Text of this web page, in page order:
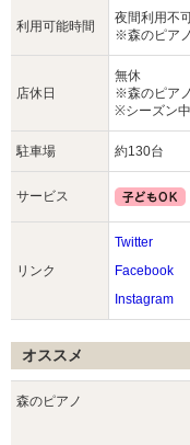
利用可能時間
夜間利用不
※森のピア
店休日
無休
※森のピア
※シーズン
駐車場 約130台
サービス
リンク
Twitter
Facebook
Instagram
オススメ
森のピアノ